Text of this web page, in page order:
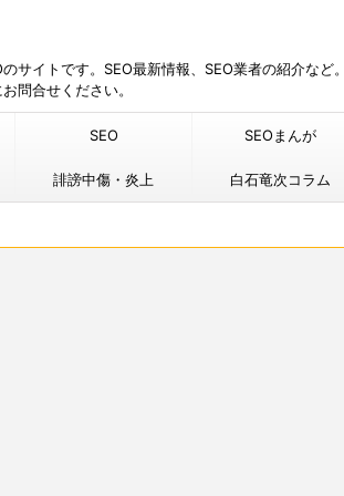
サイトです。SEO最新情報、SEO業者の紹介な
問合せください。
SEO SEOまんが
誹謗中傷・炎上 白石竜次コラム